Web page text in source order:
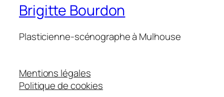
Brigitte Bourdon
Plasticienne-scénographe à Mulhouse
Mentions légales
Politique de cookies